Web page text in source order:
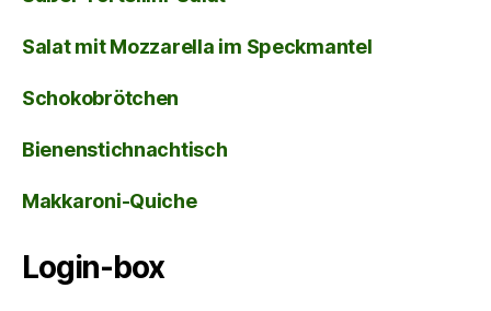
Salat mit Mozzarella im Speckmantel
Schokobrötchen
Bienenstichnachtisch
Makkaroni-Quiche
Login-box